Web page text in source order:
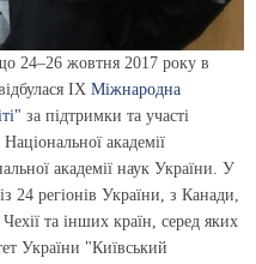
24–26 жовтня 2017 року в
IX Міжнародна
за підтримки та участі
академії
академії наук України. У
24 регіонів України, з Канади,
та інших країн, серед яких
України "Київський